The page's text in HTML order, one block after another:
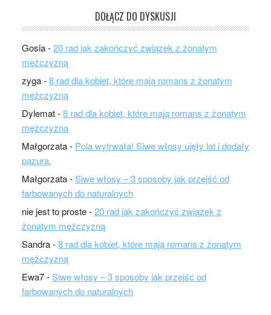
DOŁĄCZ DO DYSKUSJI
Gosia-20 rad jak zakończyć związek z żonatym
mężczyzną
zyga-8 rad dla kobiet, które mają romans z żonatym
mężczyzną
Dylemat-8 rad dla kobiet, które mają romans z żonatym
mężczyzną
Małgorzata- Pola wytrwała! Siwe włosy ujęły lat i dodały
pazura.
Małgorzata-Siwe włosy – 3 sposoby jak przejść od
farbowanych do naturalnych
nie jest to proste-20 rad jak zakończyć związek z
żonatym mężczyzną
Sandra-8 rad dla kobiet, które mają romans z żonatym
mężczyzną
Ewa7-Siwe włosy – 3 sposoby jak przejść od
farbowanych do naturalnych